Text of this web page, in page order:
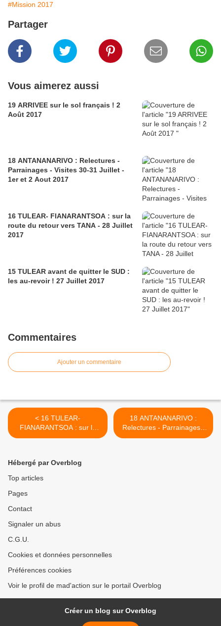
#Mission 2017
Partager
Vous aimerez aussi
19 ARRIVEE sur le sol français ! 2
Août 2017
18 ANTANANARIVO : Relectures -
Parrainages - Visites 30-31 Juillet -
1er et 2 Aout 2017
16 TULEAR- FIANARANTSOA : sur la
route du retour vers TANA - 28 Juillet
2017
15 TULEAR avant de quitter le SUD :
les au-revoir ! 27 Juillet 2017
Commentaires
Ajouter un commentaire
< 16 TULEAR-
FIANARANTSOA : sur la
route du retour vers TANA -
18 ANTANANARIVO :
Relectures - Parrainages -
Visites 30-31 Juillet - 1er et
Hébergé par Overblog
Top articles
Pages
Contact
Signaler un abus
C.G.U.
Cookies et données personnelles
Préférences cookies
Voir le profil de mad'action sur le portail Overblog
Créer un blog sur Overblog